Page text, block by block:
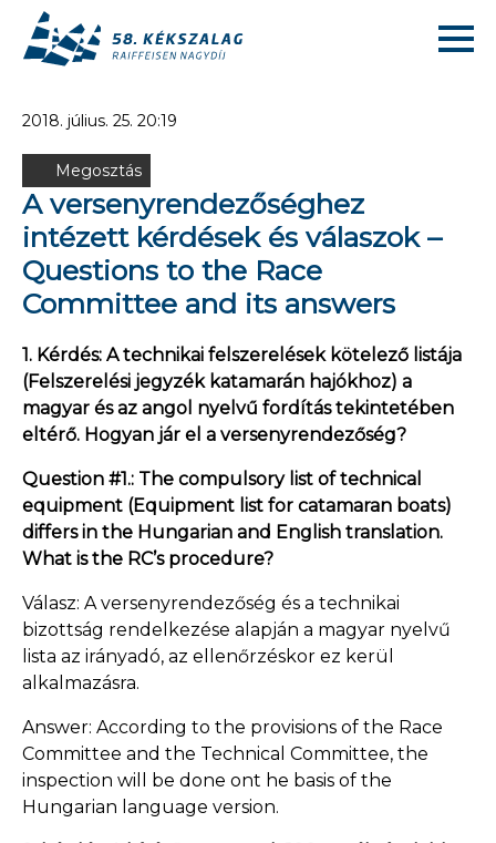
2018. július. 25. 20:19
Megosztás
A versenyrendezőséghez
intézett kérdések és válaszok –
Questions to the Race
Committee and its answers
1. Kérdés: A technikai felszerelések kötelező listája
(Felszerelési jegyzék katamarán hajókhoz) a
magyar és az angol nyelvű fordítás tekintetében
eltérő. Hogyan jár el a versenyrendezőség?
Question #1.: The compulsory list of technical
equipment (Equipment list for catamaran boats)
differs in the Hungarian and English translation.
What is the RC’s procedure?
Válasz: A versenyrendezőség és a technikai
bizottság rendelkezése alapján a magyar nyelvű
lista az irányadó, az ellenőrzéskor ez kerül
alkalmazásra.
Answer: According to the provisions of the Race
Committee and the Technical Committee, the
inspection will be done ont he basis of the
Hungarian language version.